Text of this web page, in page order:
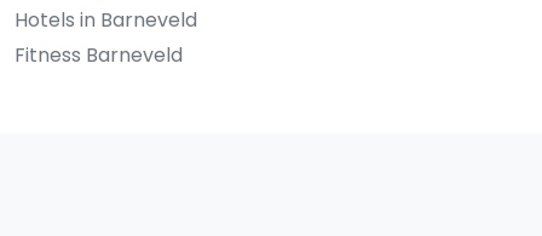
Hotels in Barneveld
Fitness Barneveld